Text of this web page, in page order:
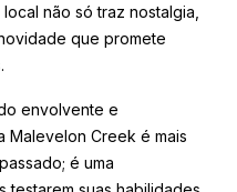
não só traz nostalgia,
que promete
envolvente e
Malevelon Creek é mais
é uma